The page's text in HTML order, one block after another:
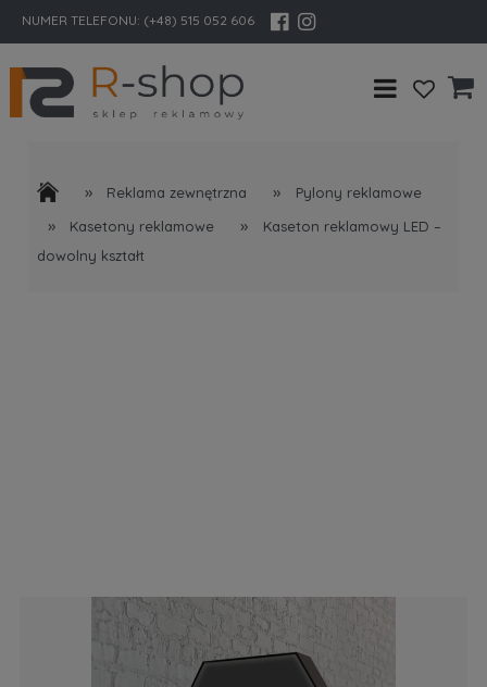
NUMER TELEFONU: (+48) 515 052 606
» Reklama zewnętrzna » Pylony reklamowe
» Kasetony reklamowe »
Kaseton reklamowy LED –
dowolny kształt